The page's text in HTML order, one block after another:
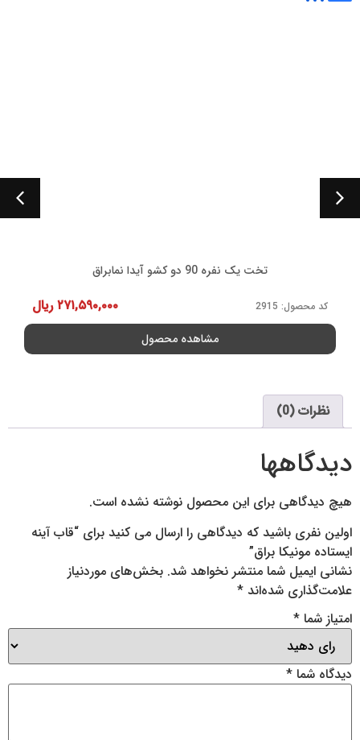
۲۷۱,۵۹۰,۰۰۰ کد محصول: GPR21
نظرات (0)
دیدگاهها
هیچ دیدگاهی برای این محصول نوشته نشده است.
اولین نفری باشید که دیدگاهی را ارسال می کنید برای “قاب آینه
ایستاده مونیکا براق”
نشانی ایمیل شما منتشر نخواهد شد. بخش‌های موردنیاز
علامت‌گذاری شده‌اند *
امتیاز شما *
دیدگاه شما *